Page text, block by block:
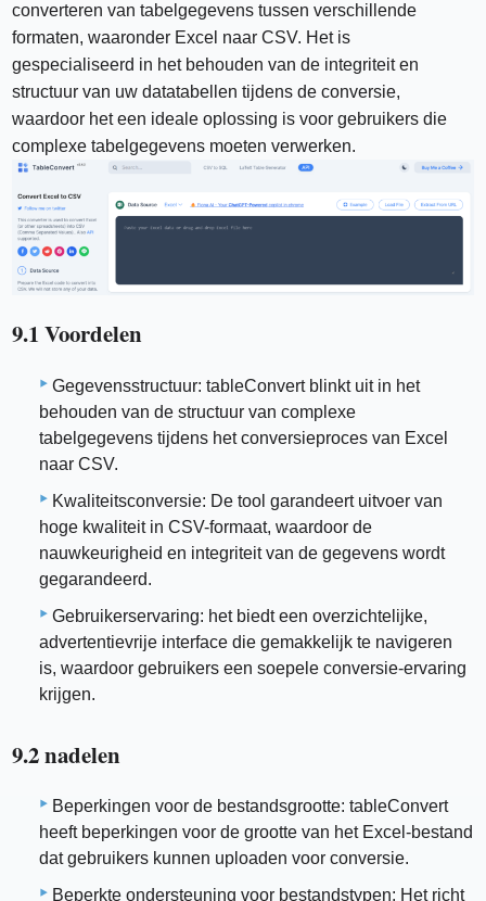
converteren van tabelgegevens tussen verschillende
formaten, waaronder Excel naar CSV. Het is
gespecialiseerd in het behouden van de integriteit en
structuur van uw datatabellen tijdens de conversie,
waardoor het een ideale oplossing is voor gebruikers die
complexe tabelgegevens moeten verwerken.
9.1 Voordelen
Gegevensstructuur: tableConvert blinkt uit in het
behouden van de structuur van complexe
tabelgegevens tijdens het conversieproces van Excel
naar CSV.
Kwaliteitsconversie: De tool garandeert uitvoer van
hoge kwaliteit in CSV-formaat, waardoor de
nauwkeurigheid en integriteit van de gegevens wordt
gegarandeerd.
Gebruikerservaring: het biedt een overzichtelijke,
advertentievrije interface die gemakkelijk te navigeren
is, waardoor gebruikers een soepele conversie-ervaring
krijgen.
9.2 nadelen
Beperkingen voor de bestandsgrootte: tableConvert
heeft beperkingen voor de grootte van het Excel-bestand
dat gebruikers kunnen uploaden voor conversie.
Beperkte ondersteuning voor bestandstypen: Het richt